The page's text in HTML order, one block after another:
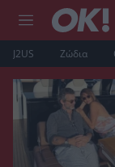
J2US Ζώδια